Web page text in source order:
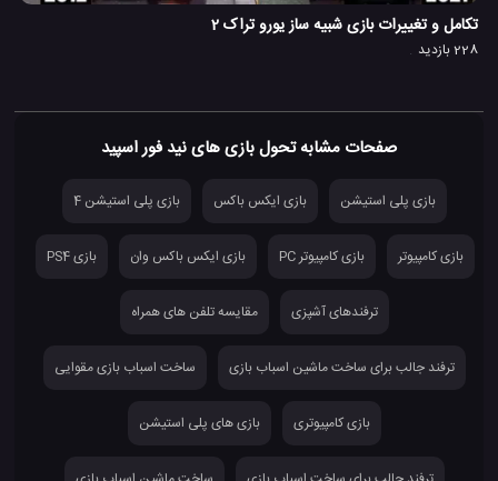
تکامل و تغییرات بازی شبیه ساز یورو تراک 2
228 بازدید
صفحات مشابه تحول بازی های نید فور اسپید
بازی پلی استیشن بازی ایکس باکس بازی پلی استیشن 4
بازی کامپیوتر بازی کامپیوتر PC بازی ایکس باکس وان بازی PS4
ترفندهای آشپزی مقایسه تلفن های همراه
ترفند جالب برای ساخت ماشین اسباب بازی ساخت اسباب بازی مقوایی
بازی کامپیوتری بازی های پلی استیشن